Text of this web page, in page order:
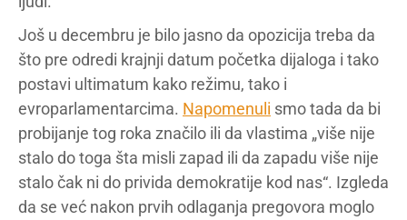
Još u decembru je bilo jasno da opozicija treba da
što pre odredi krajnji datum početka dijaloga i tako
postavi ultimatum kako režimu, tako i
evroparlamentarcima. Napomenuli smo tada da bi
probijanje tog roka značilo ili da vlastima „više nije
stalo do toga šta misli zapad ili da zapadu više nije
stalo čak ni do privida demokratije kod nas“. Izgleda
da se već nakon prvih odlaganja pregovora moglo